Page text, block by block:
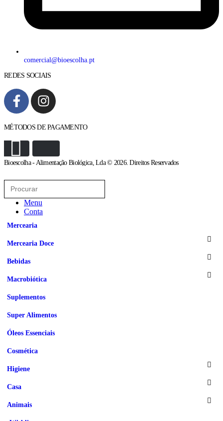
comercial@bioescolha.pt
REDES SOCIAIS
MÉTODOS DE PAGAMENTO
Bioescolha - Alimentação Biológica, Lda © 2026. Direitos Reservados
Menu
Conta
Mercearia
Mercearia Doce
Bebidas
Macrobiótica
Suplementos
Super Alimentos
Óleos Essenciais
Cosmética
Higiene
Casa
Animais